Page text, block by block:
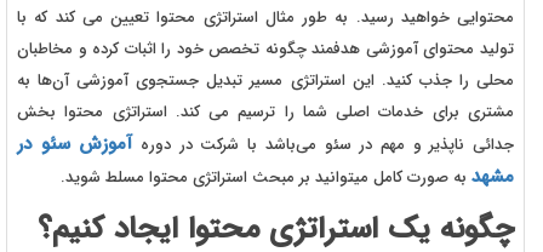
محتوایی خواهید رسید. به طور مثال استراتژی محتوا تعیین می‌ کند که با
تولید محتوای آموزشی هدفمندچگونه تخصص خود را اثبات کرده و مخاطبان
محلی را جذب کنید. این استراتژی مسیر تبدیل جستجوی آموزشی آن‌ها به
مشتری برای خدمات اصلی شما را ترسیم می‌ کند. استراتژی محتوا بخش
جدائی ناپذیر و مهم در سئو می‌باشد با شرکت در دوره آموزش‌ سئو در
مشهد به صورت کامل میتوانید بر مبحث استراتژی محتوا مسلط شوید.
چگونه یک استراتژی محتوا ایجاد کنیم؟